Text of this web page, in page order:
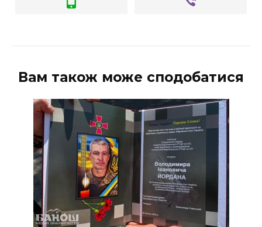
Вам також може сподобатися